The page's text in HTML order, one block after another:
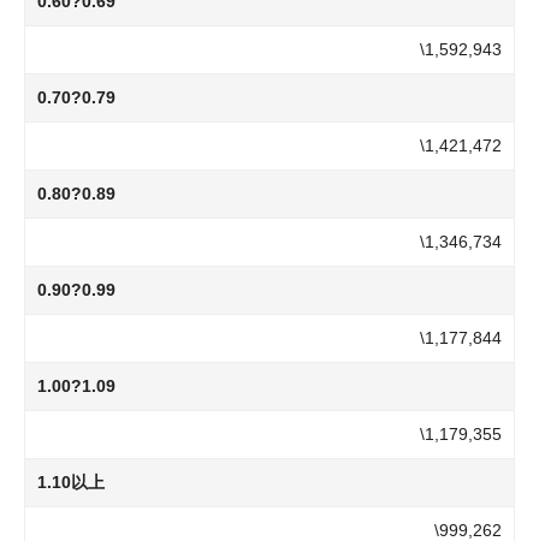
\1,592,943
0.70?0.79
\1,421,472
0.80?0.89
\1,346,734
0.90?0.99
\1,177,844
1.00?1.09
\1,179,355
1.10以上
\999,262